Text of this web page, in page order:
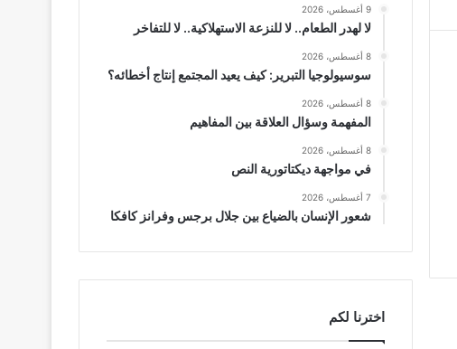
9 أغسطس، 2026
لا لهدر الطعام.. لا للنزعة الاستهلاكية.. لا للتفاخر
8 أغسطس، 2026
سوسيولوجيا التبرير: كيف يعيد المجتمع إنتاج أخطائه؟
8 أغسطس، 2026
المفهمة وسؤال العلاقة بين المفاهيم
8 أغسطس، 2026
في مواجهة ديكتاتورية النص
7 أغسطس، 2026
شعور الإنسان بالضياع بين جلال برجس وفرانز كافكا
اخترنا لكم